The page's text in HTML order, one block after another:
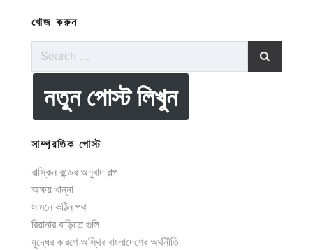
খোজ করুন
Search
নতুন পোস্ট লিখুন
সাম্প্রতিক পোস্ট
রাস্কিন বন্ডের অনুবাদ গল্প
অক্ষয় খান্না
সামনে কঠিন পথ
রিয়ানার বাড়িতে গুলি
যুদ্ধের কারণে অস্থির বাংলাদেশের অর্থনীতি